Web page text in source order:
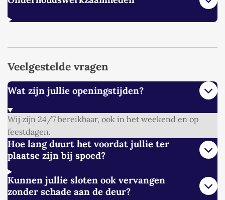
Veelgestelde vragen
Wat zijn jullie openingstijden?
Wij zijn 24/7 bereikbaar, ook in het weekend en op
feestdagen.
Hoe lang duurt het voordat jullie ter
plaatse zijn bij spoed?
Kunnen jullie sloten ook vervangen
zonder schade aan de deur?